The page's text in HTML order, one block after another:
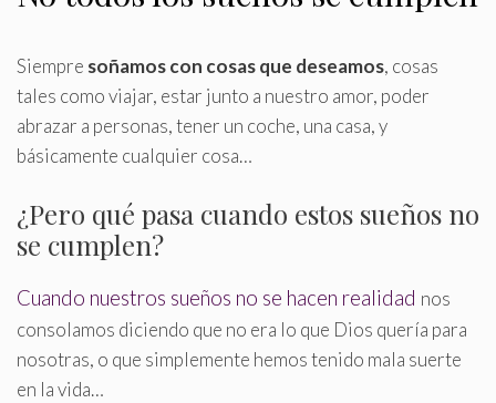
Siempre soñamos con cosas que deseamos, cosas
tales como viajar, estar junto a nuestro amor, poder
abrazar a personas, tener un coche, una casa, y
básicamente cualquier cosa…
¿Pero qué pasa cuando estos sueños no
se cumplen?
Cuando nuestros sueños no se hacen realidad nos
consolamos diciendo que no era lo que Dios quería para
nosotras, o que simplemente hemos tenido mala suerte
en la vida…